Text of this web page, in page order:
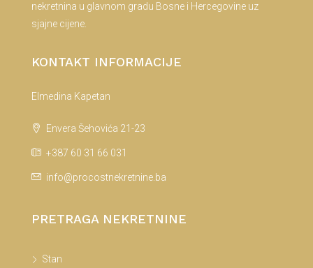
nekretnina u glavnom gradu Bosne i Hercegovine uz
sjajne cijene.
KONTAKT INFORMACIJE
Elmedina Kapetan
Envera Šehovića 21-23
+387 60 31 66 031
info@procostnekretnine.ba
PRETRAGA NEKRETNINE
Stan